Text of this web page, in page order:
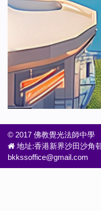
© 2017 佛教覺光法師中學
地址:香港新界沙田沙角
bkkssoffice@gmail.com